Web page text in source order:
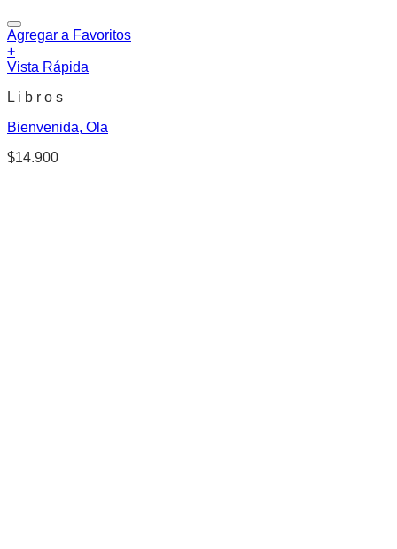
Agregar a Favoritos
+
Vista Rápida
L i b r o s
Bienvenida, Ola
$14.900